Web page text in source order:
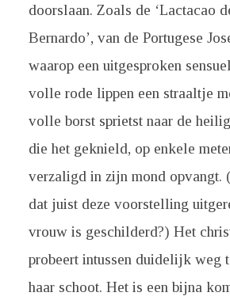
doorslaan. Zoals de ‘Lactacao
Bernardo’, van de Portugese
waarop een uitgesproken
volle rode lippen een straaltje
volle borst sprietst naar de
die het geknield, op enkele
verzaligd in zijn mond opvangt.
dat juist deze voorstelling
vrouw is geschilderd?) Het
probeert intussen duidelijk weg
haar schoot. Het is een bijna